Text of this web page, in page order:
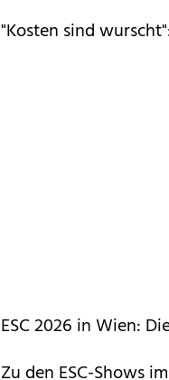
"Kosten sind
ESC 2026 in Wien:
Zu den ESC-Shows